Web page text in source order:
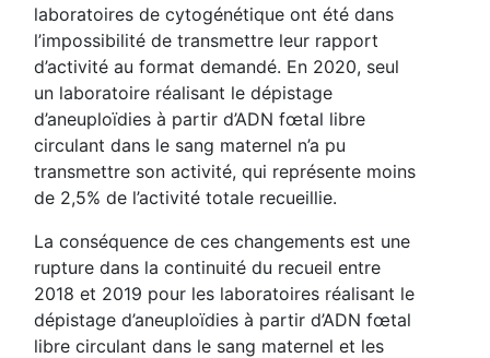
laboratoires de cytogénétique ont été dans
l’impossibilité de transmettre leur rapport
d’activité au format demandé. En 2020, seul
un laboratoire réalisant le dépistage
d’aneuploïdies à partir d’ADN fœtal libre
circulant dans le sang maternel n’a pu
transmettre son activité, qui représente moins
de 2,5% de l’activité totale recueillie.
La conséquence de ces changements est une
rupture dans la continuité du recueil entre
2018 et 2019 pour les laboratoires réalisant le
dépistage d’aneuploïdies à partir d’ADN fœtal
libre circulant dans le sang maternel et les